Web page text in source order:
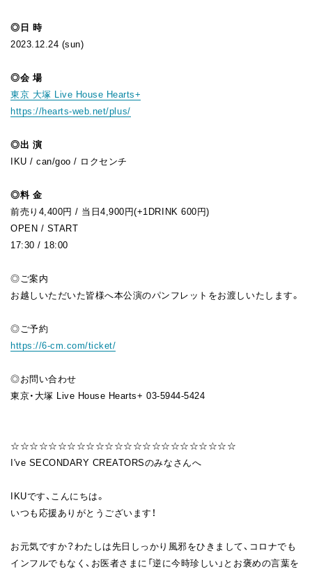
◎日 時
2023.12.24 (sun)
◎会 場
東京 大塚 Live House Hearts+
https://hearts-web.net/plus/
◎出 演
IKU / can/goo / ロクセンチ
◎料 金
前売り4,400円 / 当日4,900円(+1DRINK 600円)
OPEN / START
17:30 / 18:00
◎ご案内
お越しいただいた皆様へ本公演のパンフレットをお渡しいたします。
◎ご予約
https://6-cm.com/ticket/
◎お問い合わせ
東京・大塚 Live House Hearts+ 03-5944-5424
☆☆☆☆☆☆☆☆☆☆☆☆☆☆☆☆☆☆☆☆☆☆☆☆
I've SECONDARY CREATORSのみなさんへ
IKUです、こんにちは。
いつも応援ありがとうございます！
お元気ですか？わたしは先日しっかり風邪をひきまして、コロナでも
インフルでもなく、お医者さまに「逆に今時珍しい」とお褒めの言葉を